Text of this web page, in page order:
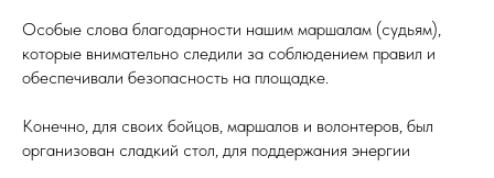
Особые слова благодарности нашим маршалам (судьям),
которые внимательно следили за соблюдением правил и
обеспечивали безопасность на площадке.
Конечно, для своих бойцов, маршалов и волонтеров, был
организован сладкий стол, для поддержания энергии